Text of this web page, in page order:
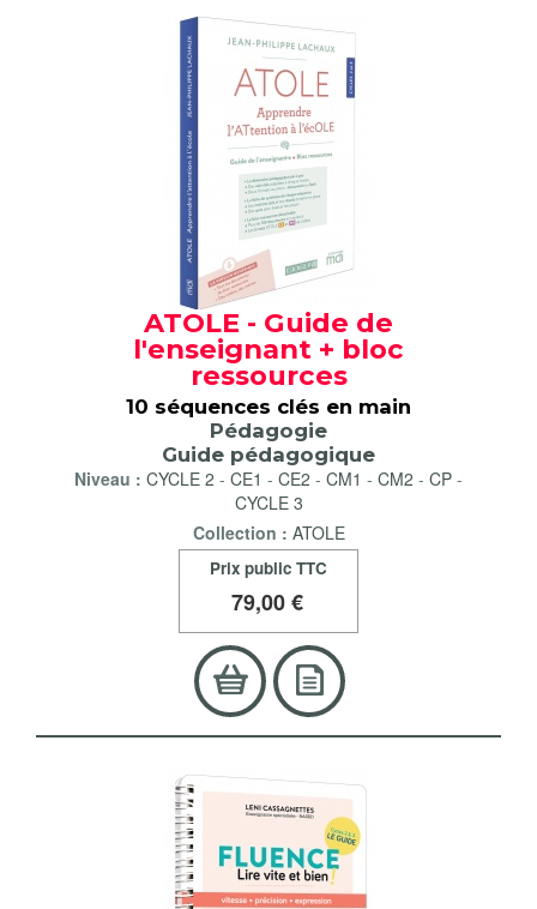
ATOLE - Guide de
l'enseignant + bloc
ressources
10 séquences clés en main
Pédagogie
Guide pédagogique
Niveau : CYCLE 2 - CE1 - CE2 - CM1 - CM2 - CP -
CYCLE 3
Collection : ATOLE
Prix public TTC
79,00 €